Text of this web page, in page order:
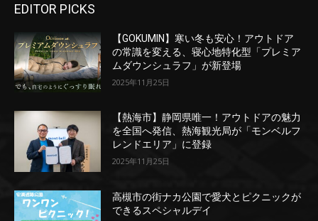
EDITOR PICKS
【GOKUMIN】寒い冬も安心！アウトドア
の常識を変える、寝心地特化型「プレミア
ムダウンシュラフ」が新登場
2025年11月25日
【熱海市】静岡県唯一！アウトドアの魅力
を全国へ発信、熱海観光局が「モンベルフ
レンドエリア」に登録
2025年11月25日
高槻市の街ナカ公園で愛犬とピクニックが
できるスペシャルデイ